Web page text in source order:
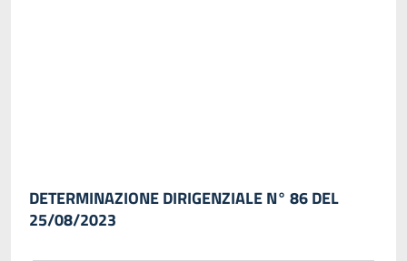
DETERMINAZIONE DIRIGENZIALE N° 86 DEL
25/08/2023